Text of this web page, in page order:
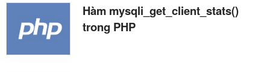
Hàm mysqli_get_client_stats()
trong PHP